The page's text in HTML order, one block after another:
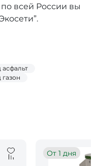
всей России вы
От 1 дня